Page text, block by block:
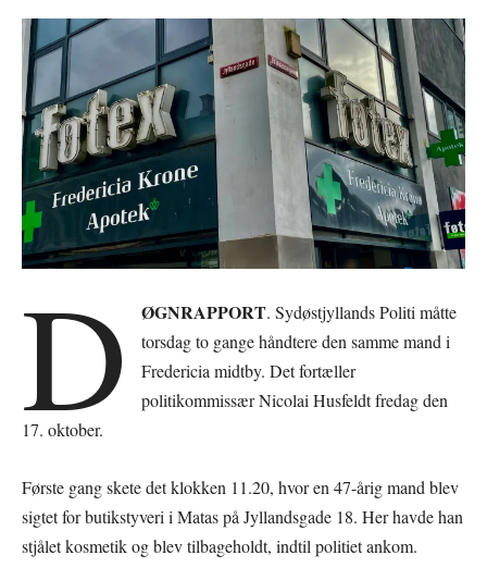
D ØGNRAPPORT. Sydøstjyllands Politi måtte
torsdag to gange håndtere den samme mand i
Fredericia midtby. Det fortæller
politikommissær Nicolai Husfeldt fredag den
17. oktober.
Første gang skete det klokken 11.20, hvor en 47-årig mand blev
sigtet for butikstyveri i Matas på Jyllandsgade 18. Her havde han
stjålet kosmetik og blev tilbageholdt, indtil politiet ankom.